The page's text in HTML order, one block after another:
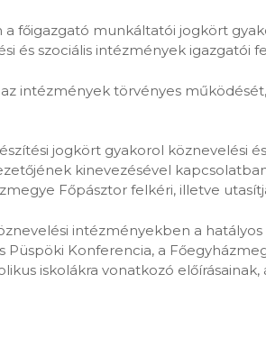
főigazgató munkáltatói jogkört
és szociális intézmények igazgatói
intézmények törvényes
jogkört gyakorol köznevelési
kinevezésével
Főpásztor felkéri, illetve
intézményekben a
Püspöki Konferencia, a
iskolákra vonatkozó